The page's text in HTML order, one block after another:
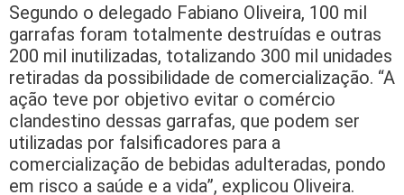
Segundo o delegado Fabiano Oliveira, 100 mil
garrafas foram totalmente destruídas e outras
200 mil inutilizadas, totalizando 300 mil unidades
retiradas da possibilidade de comercialização. “A
ação teve por objetivo evitar o comércio
clandestino dessas garrafas, que podem ser
utilizadas por falsificadores para a
comercialização de bebidas adulteradas, pondo
em risco a saúde e a vida”, explicou Oliveira.